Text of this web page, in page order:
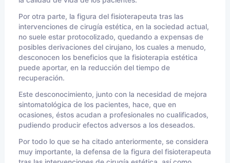
Por otra parte, la figura del fisioterapeuta tras las
intervenciones de cirugía estética, en la sociedad actual,
no suele estar protocolizado, quedando a expensas de
posibles derivaciones del cirujano, los cuales a menudo,
desconocen los beneficios que la fisioterapia estética
puede aportar, en la reducción del tiempo de
recuperación.
Este desconocimiento, junto con la necesidad de mejora
sintomatológica de los pacientes, hace, que en
ocasiones, éstos acudan a profesionales no cualificados,
pudiendo producir efectos adversos a los deseados.
Por todo lo que se ha citado anteriormente, se considera
muy importante, la defensa de la figura del fisioterapeuta